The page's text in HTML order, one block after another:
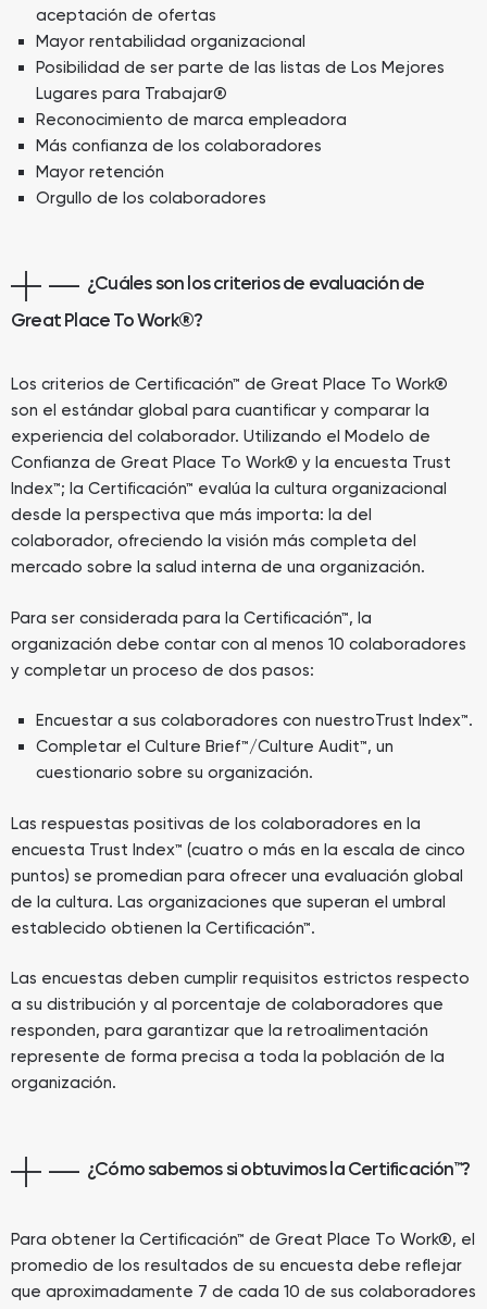
aceptación de ofertas
Mayor rentabilidad organizacional
Posibilidad de ser parte de las listas de Los Mejores
Lugares para Trabajar®
Reconocimiento de marca empleadora
Más confianza de los colaboradores
Mayor retención
Orgullo de los colaboradores
¿Cuáles son los criterios de evaluación de
Great Place To Work®?
Los criterios de Certificación™ de Great Place To Work®
son el estándar global para cuantificar y comparar la
experiencia del colaborador. Utilizando el Modelo de
Confianza de Great Place To Work® y la encuesta Trust
Index™; la Certificación™ evalúa la cultura organizacional
desde la perspectiva que más importa: la del
colaborador, ofreciendo la visión más completa del
mercado sobre la salud interna de una organización.
Para ser considerada para la Certificación™, la
organización debe contar con al menos 10 colaboradores
y completar un proceso de dos pasos:
Encuestar a sus colaboradores con nuestroTrust Index™.
Completar el Culture Brief™/Culture Audit™, un
cuestionario sobre su organización.
Las respuestas positivas de los colaboradores en la
encuesta Trust Index™ (cuatro o más en la escala de cinco
puntos) se promedian para ofrecer una evaluación global
de la cultura. Las organizaciones que superan el umbral
establecido obtienen la Certificación™.
Las encuestas deben cumplir requisitos estrictos respecto
a su distribución y al porcentaje de colaboradores que
responden, para garantizar que la retroalimentación
represente de forma precisa a toda la población de la
organización.
¿Cómo sabemos si obtuvimos la Certificación™?
Para obtener la Certificación™ de Great Place To Work®, el
promedio de los resultados de su encuesta debe reflejar
que aproximadamente 7 de cada 10 de sus colaboradores